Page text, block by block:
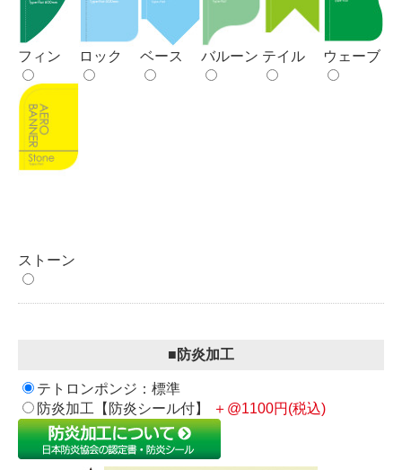
フィン ロック ベース バルーン テイル ウェーブ
ストーン
■防炎加工
テトロンポンジ：標準
防炎加工【防炎シール付】
＋@1100円(税込)